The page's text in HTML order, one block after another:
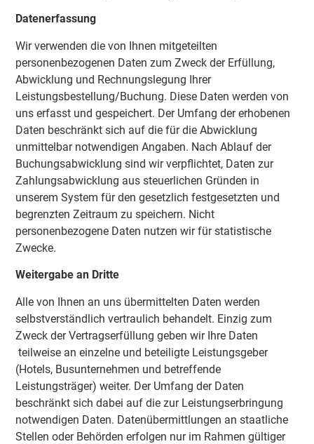
Datenerfassung
Wir verwenden die von Ihnen mitgeteilten
personenbezogenen Daten zum Zweck der Erfüllung,
Abwicklung und Rechnungslegung Ihrer
Leistungsbestellung/Buchung. Diese Daten werden von
uns erfasst und gespeichert. Der Umfang der erhobenen
Daten beschränkt sich auf die für die Abwicklung
unmittelbar notwendigen Angaben. Nach Ablauf der
Buchungsabwicklung sind wir verpflichtet, Daten zur
Zahlungsabwicklung aus steuerlichen Gründen in
unserem System für den gesetzlich festgesetzten und
begrenzten Zeitraum zu speichern. Nicht
personenbezogene Daten nutzen wir für statistische
Zwecke.
Weitergabe an Dritte
Alle von Ihnen an uns übermittelten Daten werden
selbstverständlich vertraulich behandelt. Einzig zum
Zweck der Vertragserfüllung geben wir Ihre Daten
teilweise an einzelne und beteiligte Leistungsgeber
(Hotels, Busunternehmen und betreffende
Leistungsträger) weiter. Der Umfang der Daten
beschränkt sich dabei auf die zur Leistungserbringung
notwendigen Daten. Datenübermittlungen an staatliche
Stellen oder Behörden erfolgen nur im Rahmen gültiger